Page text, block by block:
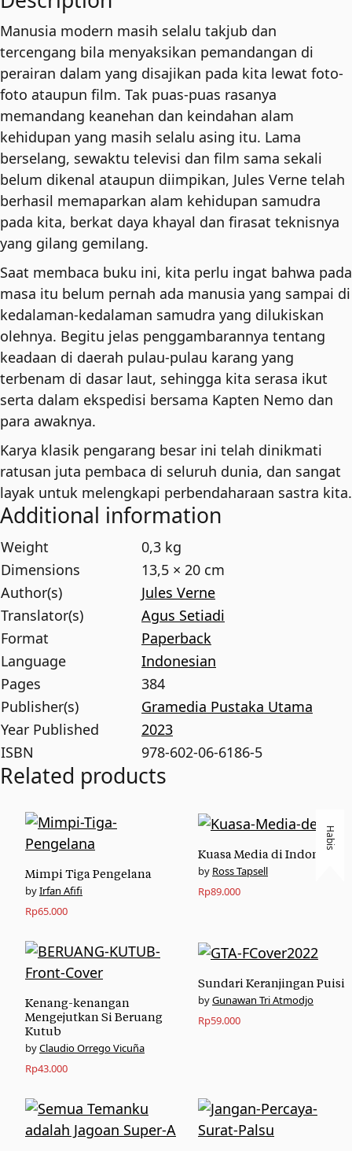
Bawah
Laut
quantity
Manusia modern masih selalu takjub dan
tercengang bila menyaksikan pemandangan di
perairan dalam yang disajikan pada kita lewat foto-
foto ataupun film. Tak puas-puas rasanya
memandang keanehan dan keindahan alam
kehidupan yang masih selalu asing itu. Lama
berselang, sewaktu televisi dan film sama sekali
belum dikenal ataupun diimpikan, Jules Verne telah
berhasil memaparkan alam kehidupan samudra
pada kita, berkat daya khayal dan firasat teknisnya
yang gilang gemilang.
Saat membaca buku ini, kita perlu ingat bahwa pada
masa itu belum pernah ada manusia yang sampai di
kedalaman-kedalaman samudra yang dilukiskan
olehnya. Begitu jelas penggambarannya tentang
keadaan di daerah pulau-pulau karang yang
terbenam di dasar laut, sehingga kita serasa ikut
serta dalam ekspedisi bersama Kapten Nemo dan
para awaknya.
Karya klasik pengarang besar ini telah dinikmati
ratusan juta pembaca di seluruh dunia, dan sangat
layak untuk melengkapi perbendaharaan sastra kita.
Additional information
Weight
0,3 kg
Dimensions
13,5 × 20 cm
Author(s)
Jules Verne
Translator(s)
Agus Setiadi
Format
Paperback
Language
Indonesian
Pages
384
Publisher(s)
Gramedia Pustaka Utama
Year Published
2023
ISBN
978-602-06-6186-5
Related products
Mimpi Tiga Pengelana
Irfan Afifi
Rp65.000
Habis
Kuasa Media di Indonesia
Ross Tapsell
Rp89.000
Kenang-kenangan
Mengejutkan Si Beruang
Kutub
Claudio Orrego Vicuña
Rp43.000
Sundari Keranjingan Puisi
Gunawan Tri Atmodjo
Rp59.000